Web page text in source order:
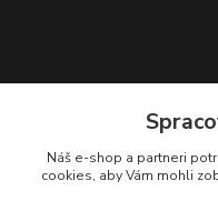
leksunsro@gmail.com
Náš e-shop a partneri
cookies, aby Vám mohli